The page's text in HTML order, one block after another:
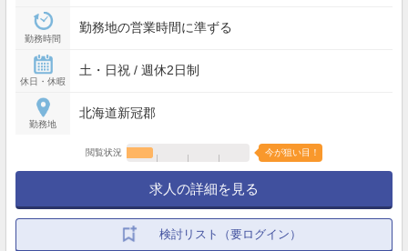
勤務時間
勤務地の営業時間に準ずる
休日・休暇
土・日祝 / 週休2日制
勤務地
北海道新冠郡
閲覧状況 今が狙い目！
求人の詳細を見る
検討リスト（要ログイン）